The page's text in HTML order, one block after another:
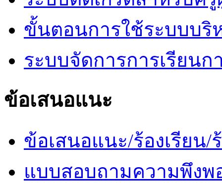
ขั้นตอนการใช้ระบบบริ
ระบบจัดการการเรียน
ข้อเสนอแนะ
ข้อเสนอแนะ/ร้องเรียน/
แบบสอบถามความพึงพ